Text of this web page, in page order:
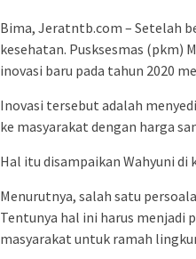
Bima, Jeratntb.com – Setelah
kesehatan. Pusksesmas (pkm)
inovasi baru pada tahun 2020
Inovasi tersebut adalah
ke masyarakat dengan harga
Hal itu disampaikan Wahyuni di
Menurutnya, salah satu
Tentunya hal ini harus menjadi
masyarakat untuk ramah